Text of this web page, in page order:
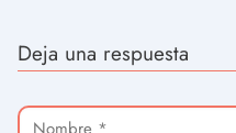
Deja una respuesta